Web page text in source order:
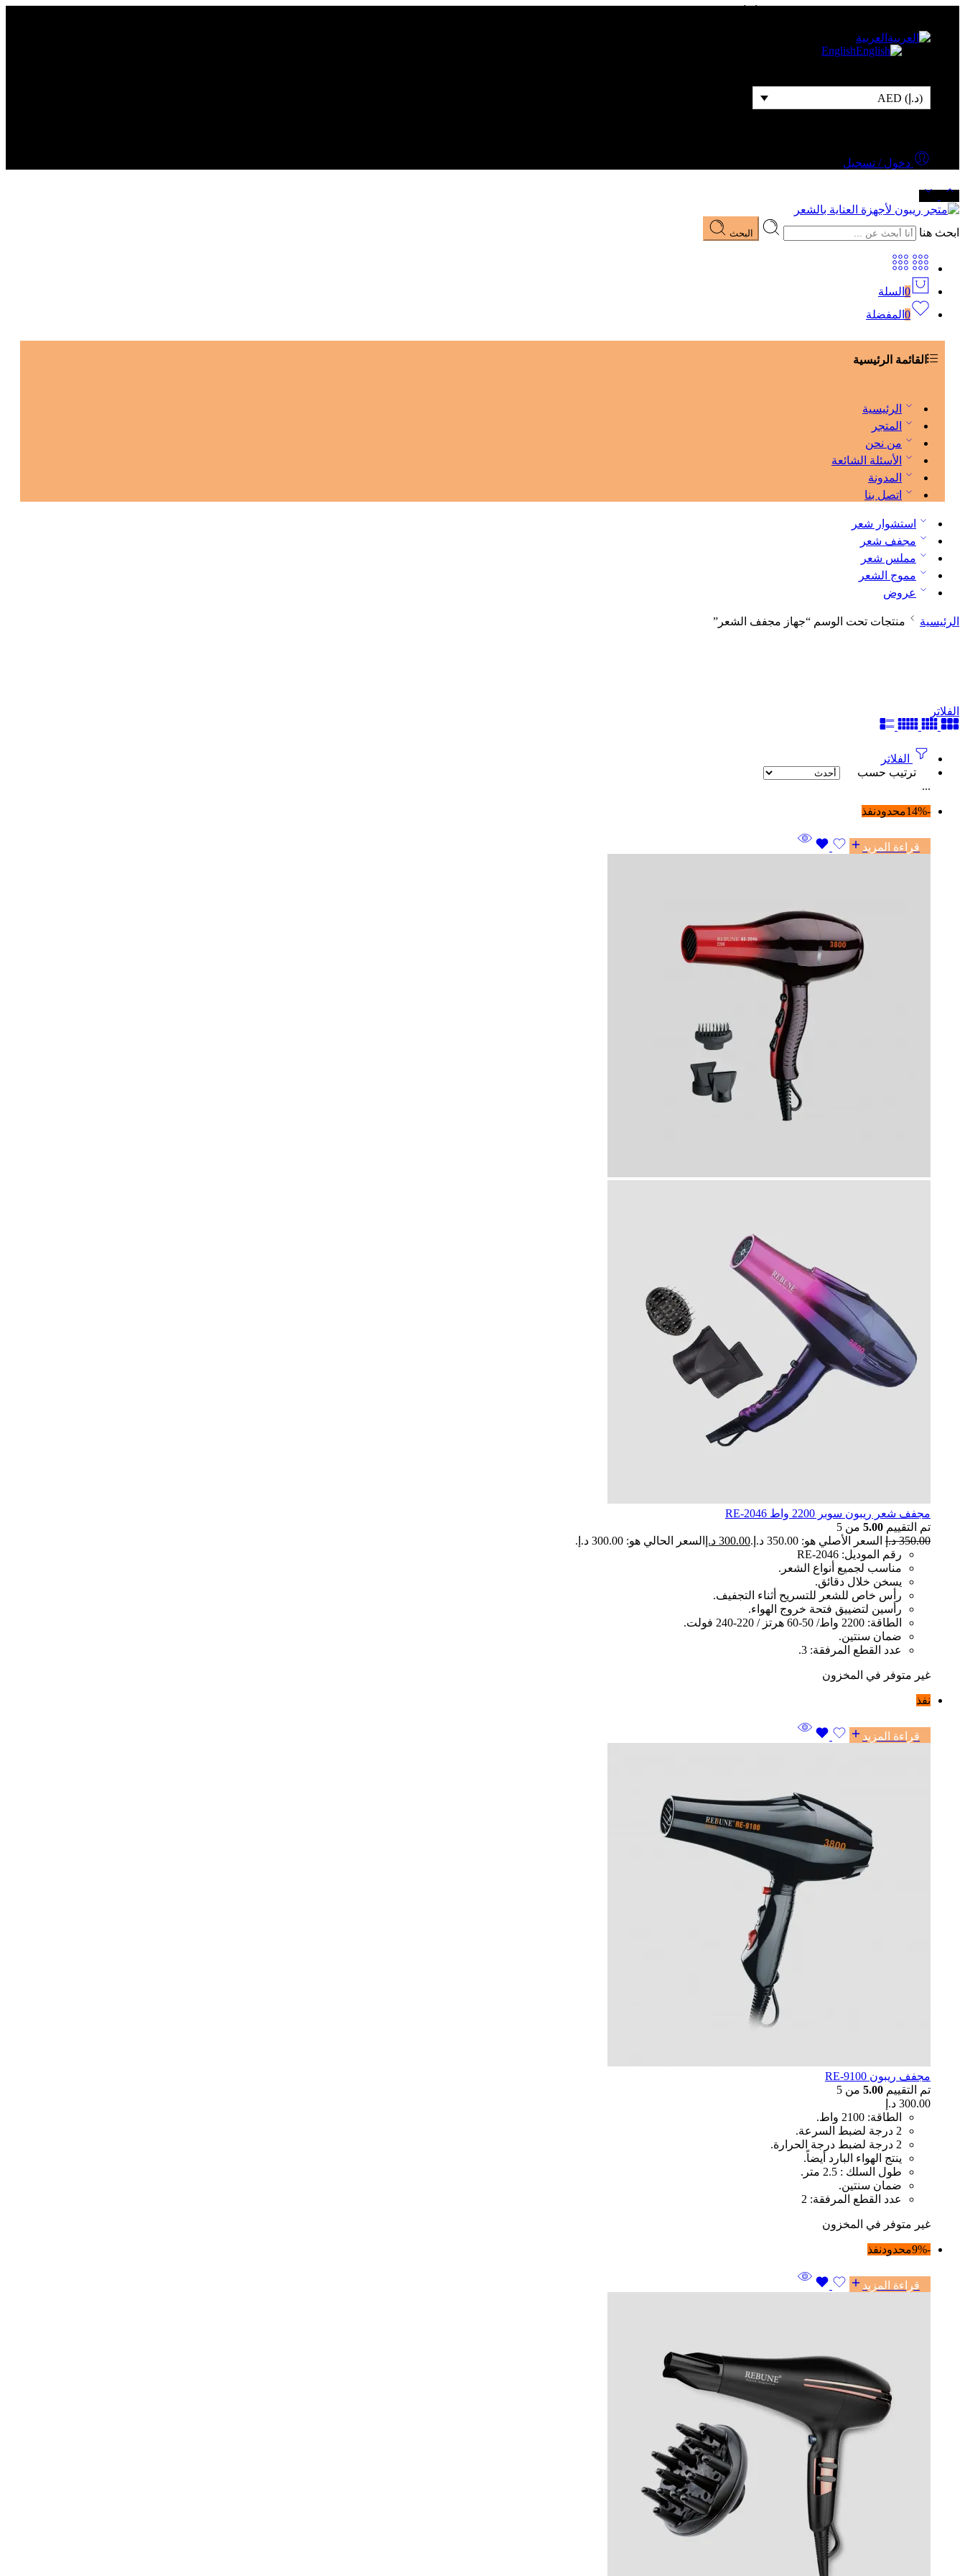
العربية
English
(د.إ) AED
دخول / تسجيل
ابحث هنا البحث
0 السلة
0 المفضلة
القائمة الرئيسية
الرئيسية
المتجر
من نحن
الأسئلة الشائعة
المدونة
اتصل بنا
استشوار شعر
مجفف شعر
مملس شعر
مموج الشعر
عروض
الرئيسية منتجات تحت الوسم “جهاز مجفف الشعر”
الفلاتر
الفلاتر
ترتيب حسب
...
-14% محدودنفذ
قراءة المزيد
مجفف شعر ريبون سوبر 2200 واط RE-2046
تم التقييم 5.00 من 5
350.00 د.إ السعر الأصلي هو: 350.00 د.إ. 300.00 د.إ السعر الحالي هو: 300.00 د.إ.
رقم الموديل: RE-2046
مناسب لجميع أنواع الشعر.
يسخن خلال دقائق.
رأس خاص للشعر للتسريح أثناء التجفيف.
رأسين لتضييق فتحة خروج الهواء.
الطاقة: 2200 واط/ 50-60 هرتز / 220-240 فولت.
ضمان سنتين.
عدد القطع المرفقة: 3.
غير متوفر في المخزون
نفذ
قراءة المزيد
مجفف ريبون RE-9100
تم التقييم 5.00 من 5
300.00 د.إ
الطاقة: 2100 واط.
2 درجة لضبط السرعة.
2 درجة لضبط درجة الحرارة.
ينتج الهواء البارد أيضاً.
طول السلك : 2.5 متر.
ضمان سنتين.
عدد القطع المرفقة: 2
غير متوفر في المخزون
-9% محدودنفذ
قراءة المزيد